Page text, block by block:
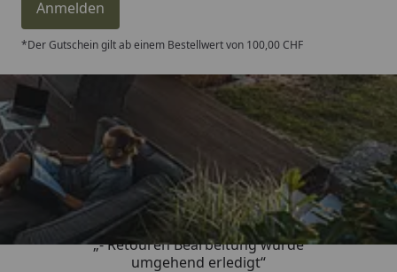
Anmelden
*Der Gutschein gilt ab einem Bestellwert von 100,00 CHF
Trusted Shops
4,81/ 5
„- Retouren Bearbeitung wurde
umgehend erledigt“